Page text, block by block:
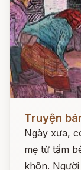
Truyện
Ngày xưa,
mẹ từ tấm
khôn.